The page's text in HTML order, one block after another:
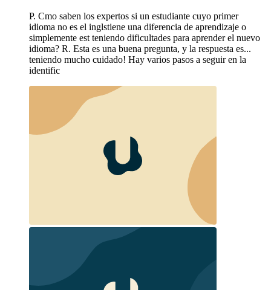
P. Cmo saben los expertos si un estudiante cuyo primer
idioma no es el inglstiene una diferencia de aprendizaje o
simplemente est teniendo dificultades para aprender el nuevo
idioma? R. Esta es una buena pregunta, y la respuesta es...
teniendo mucho cuidado! Hay varios pasos a seguir en la
identific